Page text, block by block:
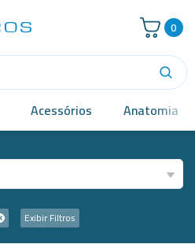
0
Acessórios Anatomia
Exibir Filtros